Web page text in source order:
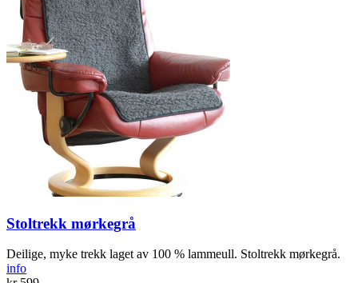
Stoltrekk mørkegrå
Deilige, myke trekk laget av 100 % lammeull. Stoltrekk mørkegrå.
info